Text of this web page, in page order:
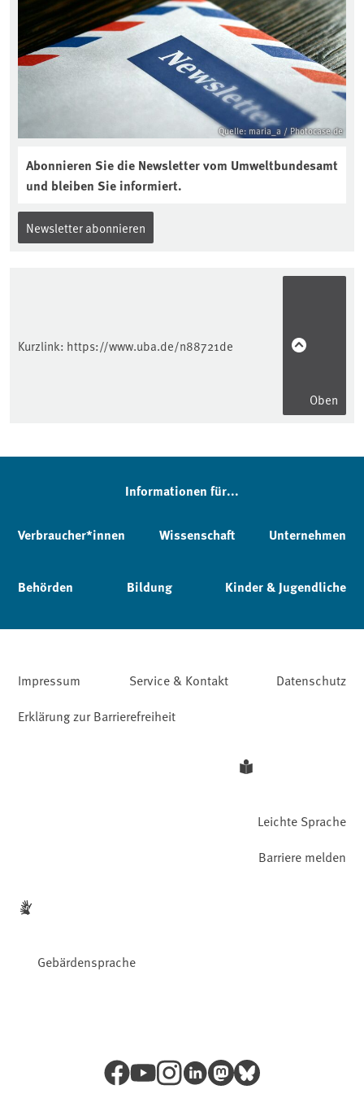
Quelle: maria_a / Photocase.de
Abonnieren Sie die Newsletter vom Umweltbundesamt
und bleiben Sie informiert.
Newsletter abonnieren
Kurzlink: https://www.uba.de/n88721de
Oben
Informationen für...
Verbraucher*innen Wissenschaft Unternehmen
Behörden Bildung Kinder & Jugendliche
Impressum Service & Kontakt
Datenschutz
Erklärung zur Barrierefreiheit
Leichte Sprache
Gebärdensprache
Barriere melden